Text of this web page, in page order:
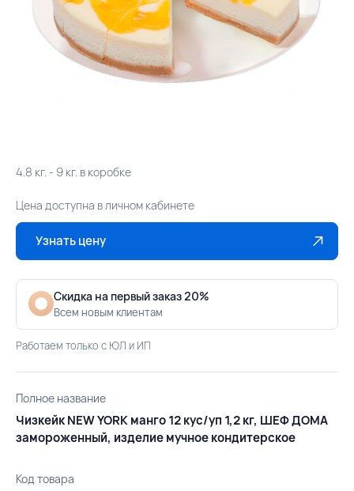
4.8 кг. - 9 кг. в коробке
Цена доступна в личном кабинете
Узнать цену
Скидка на первый заказ 20%
Всем новым клиентам
Работаем только с ЮЛ и ИП
Полное название
Чизкейк NEW YORK манго 12 кус/уп 1,2 кг, ШЕФ ДОМА
замороженный, изделие мучное кондитерское
Код товара